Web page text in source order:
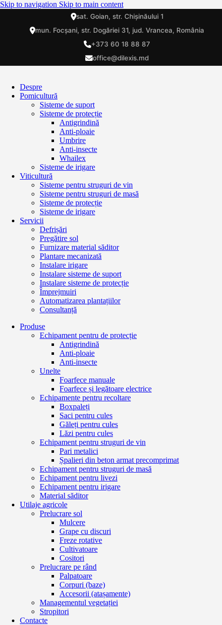
Skip to navigation Skip to main content
sat. Goian, str. Chișinăului 1
mun. Focșani, str. Dogăriei 31, jud. Vrancea, România
+373 60 18 88 87
office@dilexis.md
Despre
Pomicultură
Sisteme de suport
Sisteme de protecție
Antigrindină
Anti-ploaie
Umbrire
Anti-insecte
Whailex
Sisteme de irigare
Viticultură
Sisteme pentru struguri de vin
Sisteme pentru struguri de masă
Sisteme de protecție
Sisteme de irigare
Servicii
Defrișări
Pregătire sol
Furnizare material săditor
Plantare mecanizată
Instalare irigare
Instalare sisteme de suport
Instalare sisteme de protecție
Împrejmuiri
Automatizarea plantațiilor
Consultanță
Produse
Echipament pentru de protecție
Antigrindină
Anti-ploaie
Anti-insecte
Unelte
Foarfece manuale
Foarfece și legătoare electrice
Echipamente pentru recoltare
Boxpaleți
Saci pentru cules
Găleți pentru cules
Lăzi pentru cules
Echipament pentru struguri de vin
Pari metalici
Șpalieri din beton armat precomprimat
Echipament pentru struguri de masă
Echipament pentru livezi
Echipament pentru irigare
Material săditor
Utilaje agricole
Prelucrare sol
Mulcere
Grape cu discuri
Freze rotative
Cultivatoare
Cositori
Prelucrare pe rând
Palpatoare
Corpuri (baze)
Accesorii (atașamente)
Managementul vegetației
Stropitori
Contacte